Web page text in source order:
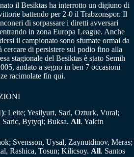
il Besiktas ha interrotto un digiuno di
battendo per 2-0 il Trabzonspor. Il
di sorpassare i diretti avversari
in zona Europa League. Anche
il campionato sono sfumate ormai da
di persistere sul podio fino alla
stagionale del Besiktas è stato Semih
andato a segno in ben 7 occasioni
racimolate fin qui.
: Leite; Yesilyurt, Sari, Ozturk, Vural;
Bytyqi; Buksa. All. Yalcin
Svensson, Uysal, Zaynutdinov, Meras;
Rashica, Tosun; Kilicsoy. All. Santos